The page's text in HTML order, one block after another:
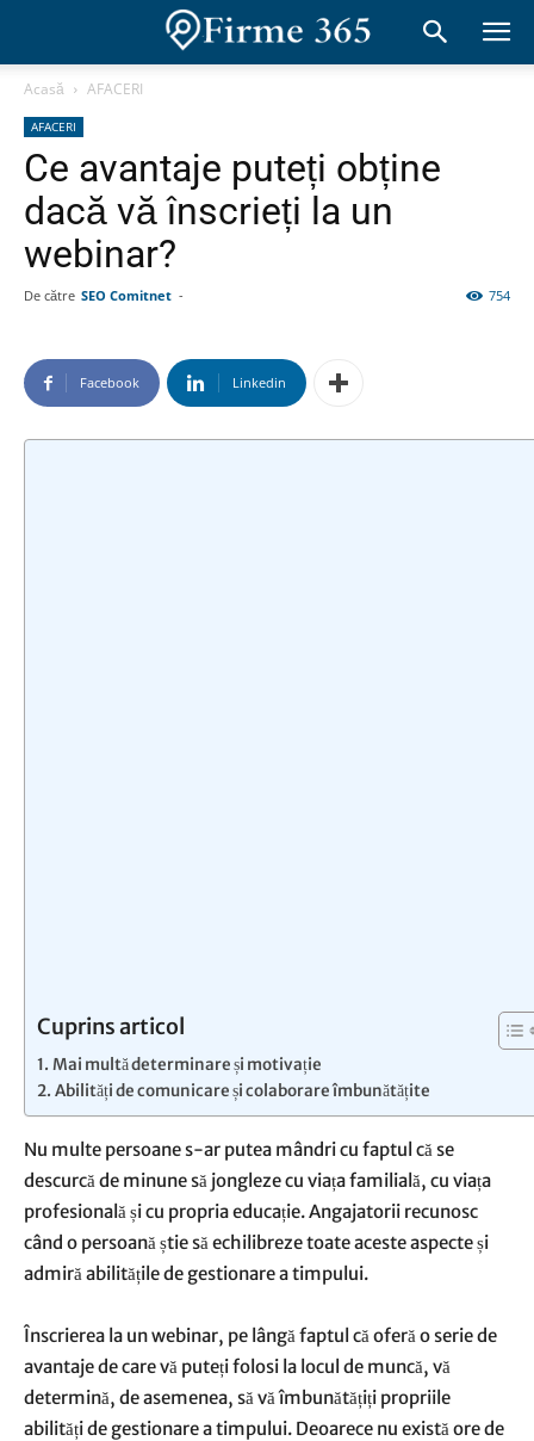
Acasă AFACERI
AFACERI
Ce avantaje puteți obține
dacă vă înscrieți la un
webinar?
De către SEO Comitnet - 754
Facebook Linkedin
Cuprins articol
Mai multă determinare și motivație
Abilități de comunicare și colaborare îmbunătățite
Nu multe persoane s-ar putea mândri cu faptul că se
descurcă de minune să jongleze cu viața familială, cu viața
profesională și cu propria educație. Angajatorii recunosc
când o persoană știe să echilibreze toate aceste aspecte și
admiră abilitățile de gestionare a timpului.
Înscrierea la un webinar, pe lângă faptul că oferă o serie de
avantaje de care vă puteți folosi la locul de muncă, vă
determină, de asemenea, să vă îmbunătățiți propriile
abilități de gestionare a timpului. Deoarece nu există ore de